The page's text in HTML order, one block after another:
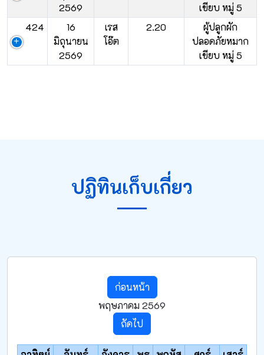
2569
เขียบ หมู่ 5
424
16
มิถุนายน
2569
เรส
โอ๊ต
2.20
ผู้ปลูกผัก
ปลอดภัยหมาก
เขียบ หมู่ 5
ปฏิทินเก็บเกี่ยว
ก่อนหน้า
พฤษภาคม 2569
ถัดไป